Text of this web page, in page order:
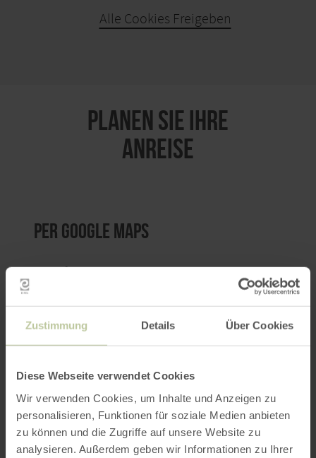
Zustimmung Details Über Cookies
Diese Webseite verwendet Cookies
Wir verwenden Cookies, um Inhalte und Anzeigen zu
personalisieren, Funktionen für soziale Medien anbieten
zu können und die Zugriffe auf unsere Website zu
analysieren. Außerdem geben wir Informationen zu Ihrer
Alle Cookies Freigeben
PLANEN SIE IHRE
ANREISE
per Google Maps
Anfahrt von:
ROUTE PLANEN